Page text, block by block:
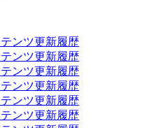
テンツ更新履歴
テンツ更新履歴
テンツ更新履歴
テンツ更新履歴
テンツ更新履歴
テンツ更新履歴